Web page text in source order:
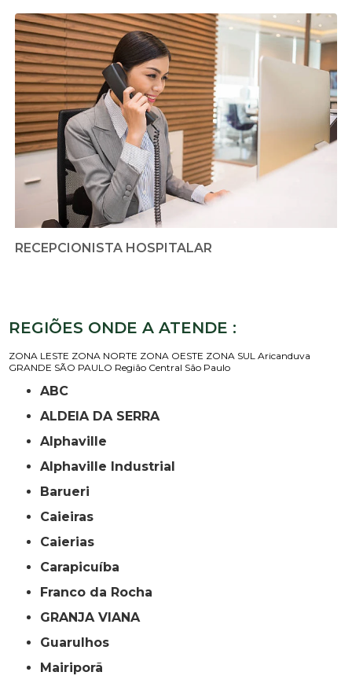
RECEPCIONISTA HOSPITALAR
REGIÕES ONDE A ATENDE :
ZONA LESTE ZONA NORTE ZONA OESTE ZONA SUL Aricanduva
GRANDE SÃO PAULO Região Central São Paulo
ABC
ALDEIA DA SERRA
Alphaville
Alphaville Industrial
Barueri
Caieiras
Caierias
Carapicuíba
Franco da Rocha
GRANJA VIANA
Guarulhos
Mairiporã